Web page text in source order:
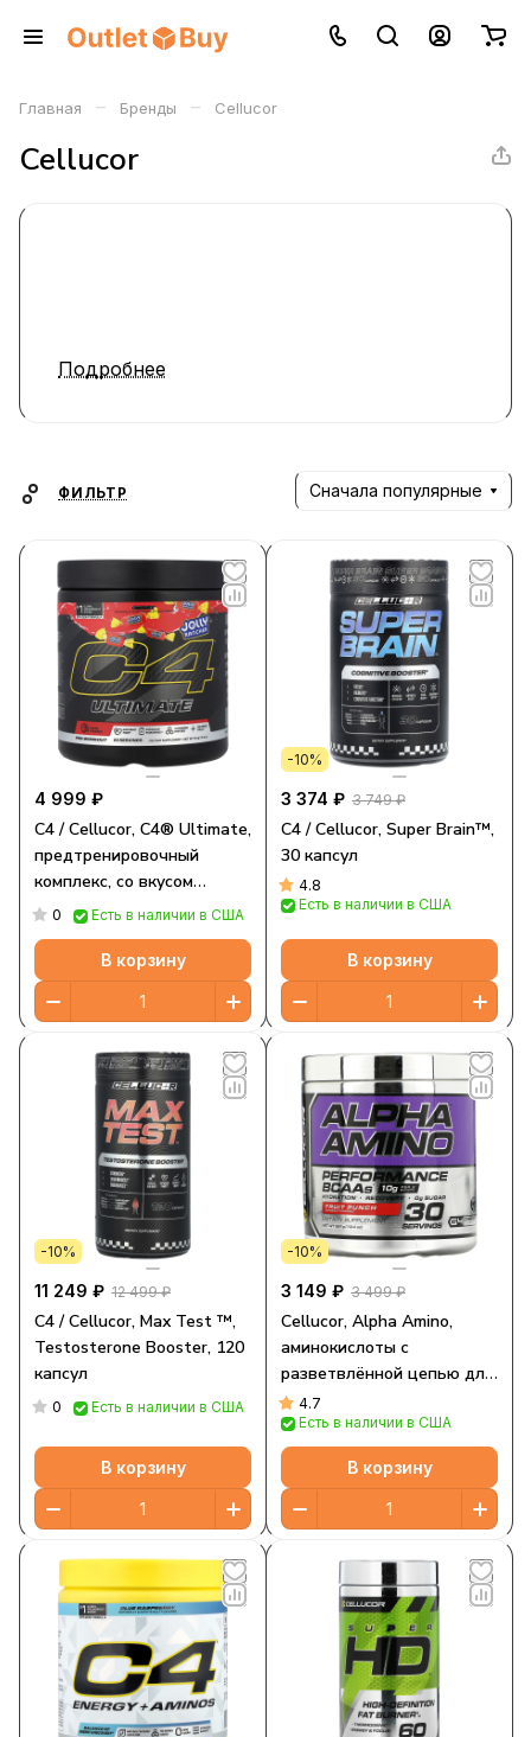
Главная – Бренды – Cellucor
Cellucor
Подробнее
ФИЛЬТР Сначала популярные
4 999 ₽
C4 / Cellucor, C4® Ultimate,
предтренировочный
комплекс, со вкусом
вишни, 414 г (14,6 унции)
0 Есть в наличии в США
В корзину
-10%
3 374 ₽ 3 749 ₽
C4 / Cellucor, Super Brain™,
30 капсул
4.8
Есть в наличии в США
В корзину
-10%
11 249 ₽ 12 499 ₽
C4 / Cellucor, Max Test ™,
Testosterone Booster, 120
капсул
0 Есть в наличии в США
В корзину
-10%
3 149 ₽ 3 499 ₽
Cellucor, Alpha Amino,
аминокислоты с
разветвлённой цепью для
производительности,
фруктовый пунш, 13,4 унц.
(381 г)
4.7
Есть в наличии в США
В корзину